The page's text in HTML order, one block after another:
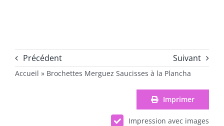
Précédent Suivant
Accueil » Brochettes Merguez Saucisses à la Plancha
Imprimer
Impression avec images